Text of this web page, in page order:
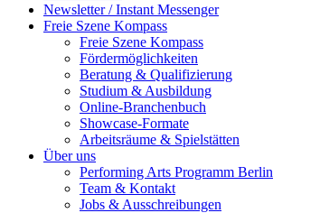
Newsletter / Instant Messenger
Freie Szene Kompass
Freie Szene Kompass
Fördermöglichkeiten
Beratung & Qualifizierung
Studium & Ausbildung
Online-Branchenbuch
Showcase-Formate
Arbeitsräume & Spielstätten
Über uns
Performing Arts Programm Berlin
Team & Kontakt
Jobs & Ausschreibungen